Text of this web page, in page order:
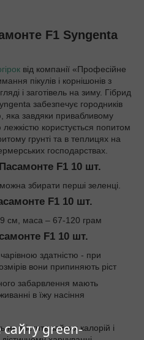
green-
F1 Syngenta
від компанії «Професійне
пікулів і корнішонів з
і заготівель на зиму. Гібрид
забезпечує городників
яка завдяки привабливому
користується попитом
грунті та в теплицях на
господарствах.
F1 10 шт.
збирати перші зеленці.
F1 10 шт.
9 см, маса – 67-120 грам
F1 10 шт.
здатністю - при
вони припиняють ріст
забарвлення мають
в їжу насіння
містить зайвих калорій і